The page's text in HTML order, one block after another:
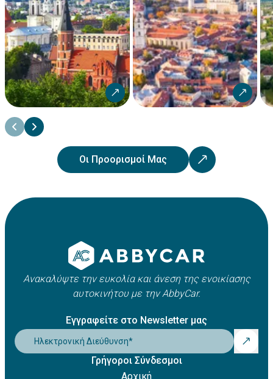
Οι Προορισμοί Μας
Ανακαλύψτε την ευκολία και άνεση της ενοικίασης
αυτοκινήτου με την AbbyCar.
Εγγραφείτε στο Newsletter μας
Ηλεκτρονική Διεύθυνση*
Γρήγοροι Σύνδεσμοι
Αρχική